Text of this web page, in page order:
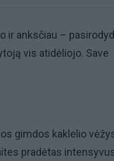
ir anksčiau –
vis atidėliojo. Save
gimdos kaklelio
pradėtas